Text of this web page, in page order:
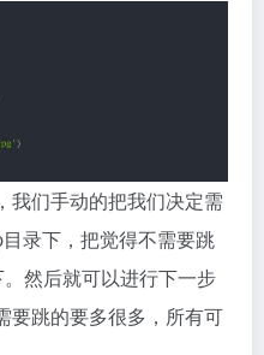
我们手动的把我们决定需
录下，把觉得不需要跳
然后就可以进行下一步
要跳的要多很多，所有可